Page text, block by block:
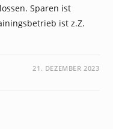
Sparen ist
ist z.Z.
21. DEZEMBER 2023